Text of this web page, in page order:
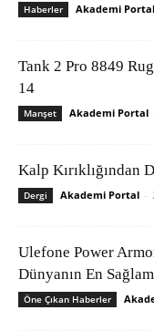
Haberler Akademi Portal
Tank 2 Pro 8849
14
Manşet Akademi Portal
Kalp Kırıklığından
Dergi Akademi Portal -
Ulefone Power
Dünyanın En
Öne Çıkan Haberler